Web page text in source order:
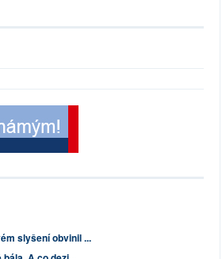
slyšení obvinil ...